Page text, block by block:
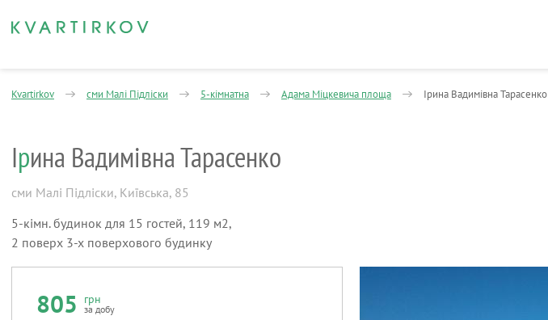
Kvartirkov сми Малі Підліски 5-кімнатна Адама Міцкевича площа Ірина Вадимівна Тарасенко
Ірина Вадимівна Тарасенко
сми Малі Підліски, Київська, 85
5-кімн. будинок для 15 гостей, 119 м2,
2 поверх 3-х поверхового будинку
805 грн
за добу